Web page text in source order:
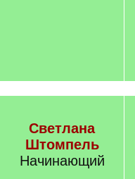
Светлана
Штомпель
Начинающий